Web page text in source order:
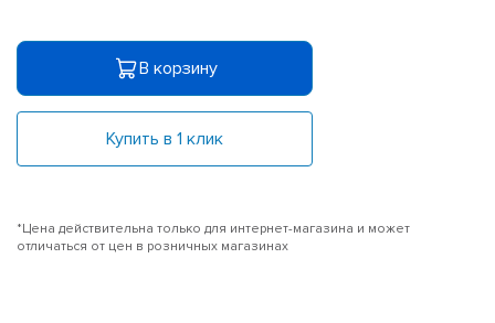
В корзину
Купить в 1 клик
*Цена действительна только для интернет-магазина и может
отличаться от цен в розничных магазинах